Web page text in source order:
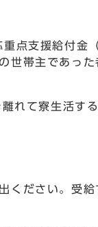
点支援給付金
世帯主であっ
れて寮生活す
ください。受